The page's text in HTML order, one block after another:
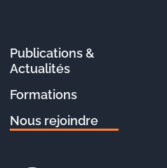
Publications &
Actualités
Formations
Nous rejoindre